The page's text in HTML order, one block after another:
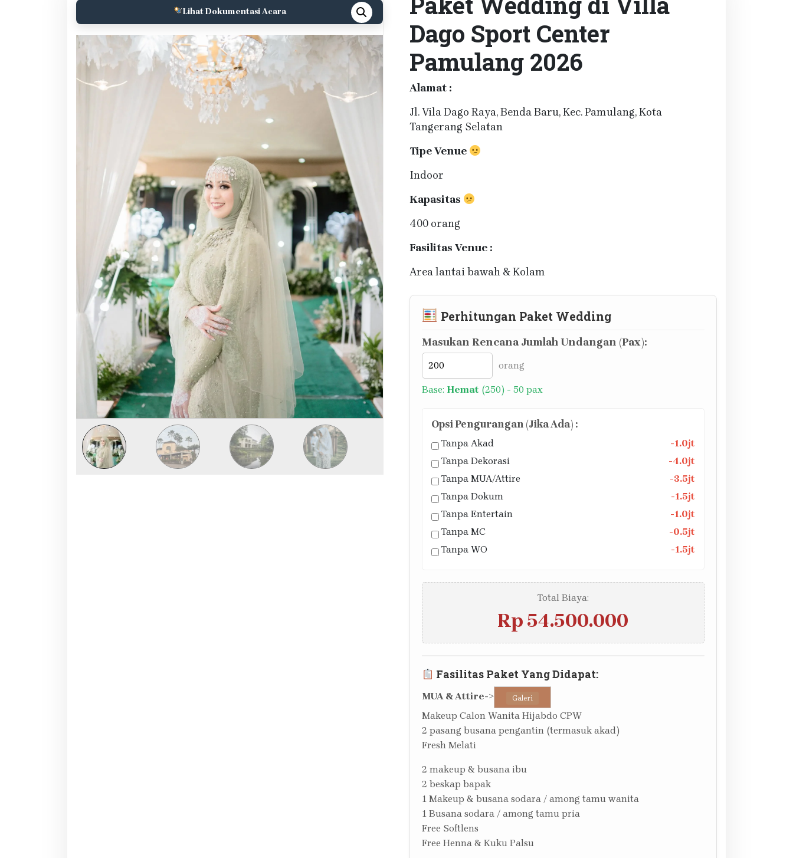
Lihat Dokumentasi Acara
Dago Sport Center
Pamulang 2026
Alamat :
Jl. Vila Dago Raya, Benda Baru, Kec. Pamulang, Kota
Tangerang Selatan
Tipe Venue
Indoor
Kapasitas
400 orang
Fasilitas Venue :
Area lantai bawah & Kolam
Perhitungan Paket Wedding
Masukan Rencana Jumlah Undangan (Pax):
orang
Base: Hemat (250) - 50 pax
Opsi Pengurangan (Jika Ada) :
Tanpa Akad
-1.0jt
Tanpa Dekorasi
-4.0jt
Tanpa MUA/Attire
-3.5jt
Tanpa Dokum
-1.5jt
Tanpa Entertain
-1.0jt
Tanpa MC
-0.5jt
Tanpa WO
-1.5jt
Total Biaya:
Rp 54.500.000
Fasilitas Paket Yang Didapat:
MUA & Attire-> Galeri
Makeup Calon Wanita Hijabdo CPW
2 pasang busana pengantin (termasuk akad)
Fresh Melati
2 makeup & busana ibu
2 beskap bapak
1 Makeup & busana sodara / among tamu wanita
1 Busana sodara / among tamu pria
Free Softlens
Free Henna & Kuku Palsu